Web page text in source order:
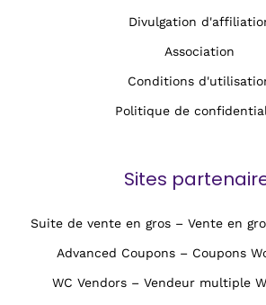
Divulgation
Association
Conditions
Politique de
Sites
Suite de vente en gros – Vente en
Advanced Coupons – Coupons
WC Vendors – Vendeur multiple